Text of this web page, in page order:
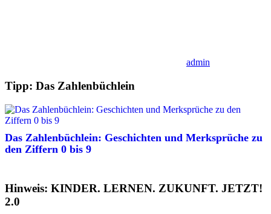
admin
Tipp: Das Zahlenbüchlein
Das Zahlenbüchlein: Geschichten und Merksprüche zu
den Ziffern 0 bis 9
Hinweis: KINDER. LERNEN. ZUKUNFT. JETZT!
2.0